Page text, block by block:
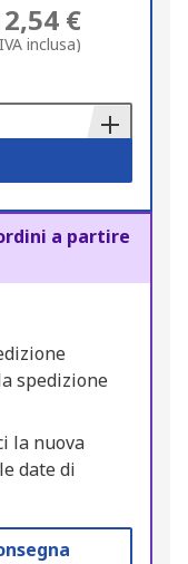
€
inclusa)
a partire
spedizione
la nuova
date di